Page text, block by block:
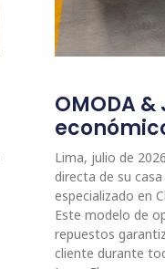
OMODA
Lima, julio de
directa de su
especializado en
Este modelo de
repuestos
cliente durante